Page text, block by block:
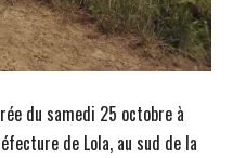
du samedi 25 octobre à
de Lola, au sud de la